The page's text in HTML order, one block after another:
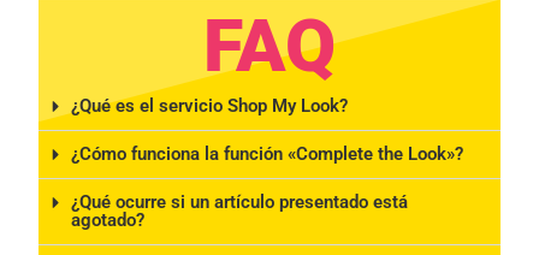
FAQ
¿Qué es el servicio Shop My Look?
¿Cómo funciona la función «Complete the Look»?
¿Qué ocurre si un artículo presentado está
agotado?